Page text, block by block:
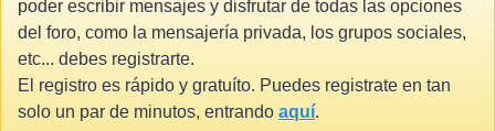
poder escribir mensajes y disfrutar de todas las opciones
del foro, como la mensajería privada, los grupos sociales,
etc... debes registrarte.
El registro es rápido y gratuíto. Puedes registrate en tan
solo un par de minutos, entrando aquí.